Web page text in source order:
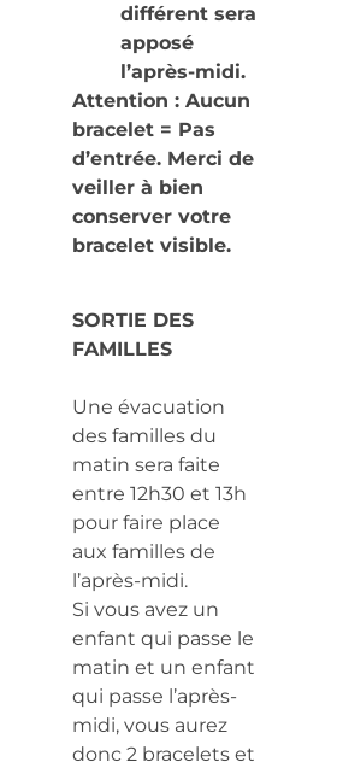
différent sera
apposé
l’après-midi.
Attention : Aucun
bracelet = Pas
d’entrée. Merci de
veiller à bien
conserver votre
bracelet visible.
SORTIE DES
FAMILLES
Une évacuation
des familles du
matin sera faite
entre 12h30 et 13h
pour faire place
aux familles de
l’après-midi.
Si vous avez un
enfant qui passe le
matin et un enfant
qui passe l’après-
midi, vous aurez
donc 2 bracelets et